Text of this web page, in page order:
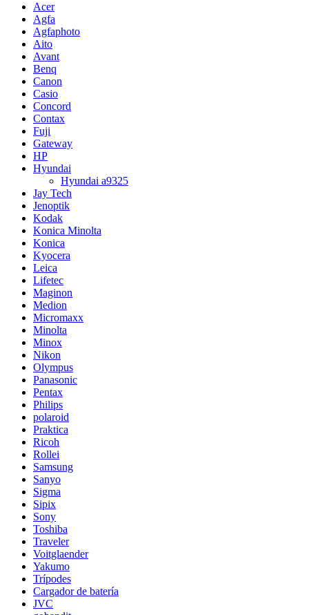
Acer
Agfa
Agfaphoto
Aito
Avant
Benq
Canon
Casio
Concord
Contax
Fuji
Gateway
HP
Hyundai
Hyundai a9325
Jay Tech
Jenoptik
Kodak
Konica Minolta
Konica
Kyocera
Leica
Lifetec
Maginon
Medion
Micromaxx
Minolta
Minox
Nikon
Olympus
Panasonic
Pentax
Philips
polaroid
Praktica
Ricoh
Rollei
Samsung
Sanyo
Sigma
Sipix
Sony
Toshiba
Traveler
Voitglaender
Yakumo
Trípodes
Cargador de batería
JVC